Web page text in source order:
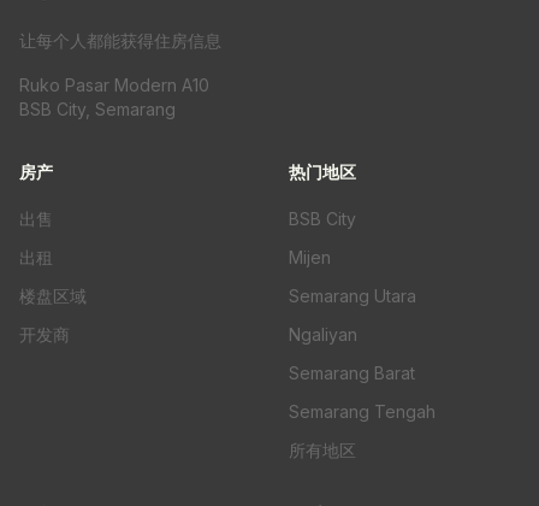
让每个人都能获得住房信息
Ruko Pasar Modern A10
BSB City, Semarang
房产
出售
出租
楼盘区域
开发商
热门地区
BSB City
Mijen
Semarang Utara
Ngaliyan
Semarang Barat
Semarang Tengah
所有地区